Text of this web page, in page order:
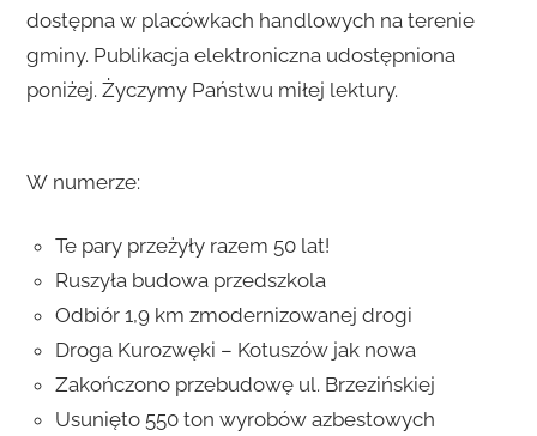
dostępna w placówkach handlowych na terenie
gminy. Publikacja elektroniczna udostępniona
poniżej. Życzymy Państwu miłej lektury.
W numerze:
Te pary przeżyły razem 50 lat!
Ruszyła budowa przedszkola
Odbiór 1,9 km zmodernizowanej drogi
Droga Kurozwęki – Kotuszów jak nowa
Zakończono przebudowę ul. Brzezińskiej
Usunięto 550 ton wyrobów azbestowych